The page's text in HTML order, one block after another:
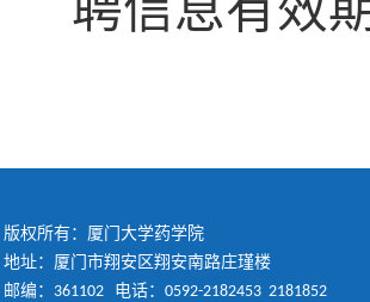
版权所有：厦门大学药学院
地址：厦门市翔安区翔安南路庄瑾楼
邮编：361102
电话：0592-2182453 2181852